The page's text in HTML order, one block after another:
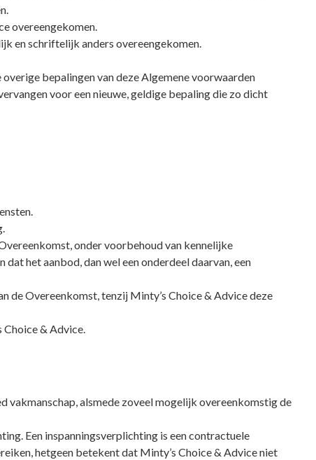
overeengekomen.
en schriftelijk anders overeengekomen.
bepalingen van deze Algemene voorwaarden
voor een nieuwe, geldige bepaling die zo dicht
onder voorbehoud van kennelijke
het aanbod, dan wel een onderdeel daarvan, een
de Overeenkomst, tenzij Minty’s Choice & Advice deze
& Advice.
vakmanschap, alsmede zoveel mogelijk overeenkomstig de
Een inspanningsverplichting is een contractuele
hetgeen betekent dat Minty’s Choice & Advice niet